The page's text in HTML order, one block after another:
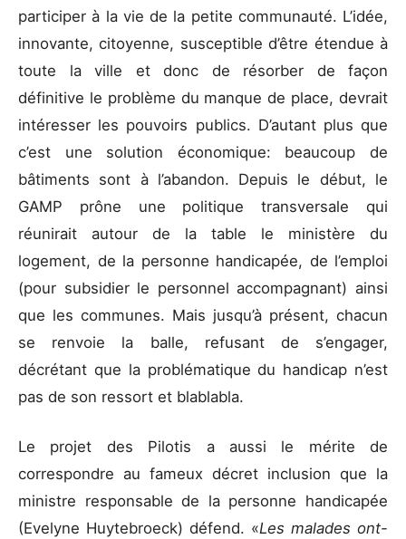
participer à la vie de la petite communauté. L’idée,
innovante, citoyenne, susceptible d’être étendue à
toute la ville et donc de résorber de façon
définitive le problème du manque de place, devrait
intéresser les pouvoirs publics. D’autant plus que
c’est une solution économique: beaucoup de
bâtiments sont à l’abandon. Depuis le début, le
GAMP prône une politique transversale qui
réunirait autour de la table le ministère du
logement, de la personne handicapée, de l’emploi
(pour subsidier le personnel accompagnant) ainsi
que les communes. Mais jusqu’à présent, chacun
se renvoie la balle, refusant de s’engager,
décrétant que la problématique du handicap n’est
pas de son ressort et blablabla.
Le projet des Pilotis a aussi le mérite de
correspondre au fameux décret inclusion que la
ministre responsable de la personne handicapée
(Evelyne Huytebroeck) défend. «Les malades ont-